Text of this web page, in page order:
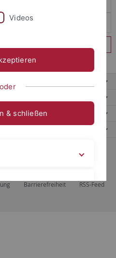
Tübingen
Barrierefreiheit RSS-Feed
Videos
oder
& schließen